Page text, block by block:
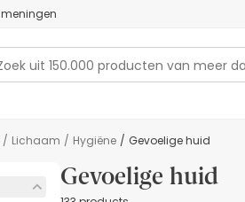
meningen
/ Lichaam / Hygiëne / Gevoelige huid
Gevoelige huid